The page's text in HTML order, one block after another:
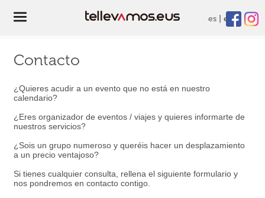
es eu
Contacto
¿Quieres acudir a un evento que no está en nuestro
calendario?
¿Eres organizador de eventos / viajes y quieres informarte de
nuestros servicios?
¿Sois un grupo numeroso y queréis hacer un desplazamiento
a un precio ventajoso?
Si tienes cualquier consulta, rellena el siguiente formulario y
nos pondremos en contacto contigo.